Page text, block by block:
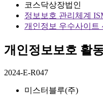
코스닥상장법인
정보보호 관리체계
개인정보 우수사이트
개인정보보호 활
2024-E-R047
미스터블루(주)